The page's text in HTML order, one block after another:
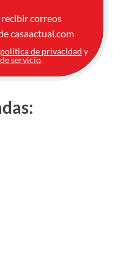
correos
casaactual.com
política de privacidad y
servicio.